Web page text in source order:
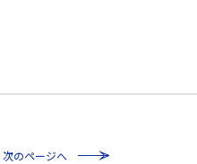
次のページへ